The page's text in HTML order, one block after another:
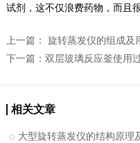
试剂，这不仅浪费药物，而且很
上一篇：
旋转蒸发仪的组成及
下一篇： 双层玻璃反应釜使用
相关文章
大型旋转蒸发仪的结构原理